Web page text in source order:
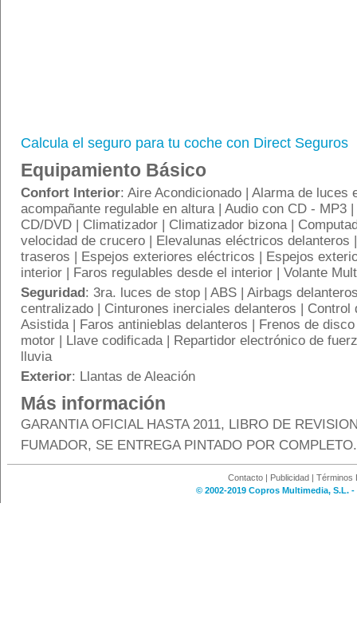
Calcula el seguro para tu coche con Direct Seguros
Equipamiento Básico
Confort Interior: Aire Acondicionado | Alarma de luces
acompañante regulable en altura | Audio con CD - MP3
CD/DVD | Climatizador | Climatizador bizona |
velocidad de crucero | Elevalunas eléctricos delanteros
traseros | Espejos exteriores eléctricos | Espejos
interior | Faros regulables desde el interior | Volante
Seguridad: 3ra. luces de stop | ABS | Airbags
centralizado | Cinturones inerciales delanteros |
Asistida | Faros antinieblas delanteros | Frenos de
motor | Llave codificada | Repartidor electrónico de
lluvia
Exterior: Llantas de Aleación
Más información
GARANTIA OFICIAL HASTA 2011, LIBRO DE
FUMADOR, SE ENTREGA PINTADO POR COMPLETO.
Contacto | Publicidad | Términos
© 2002-2019 Copros Multimedia, S.L.